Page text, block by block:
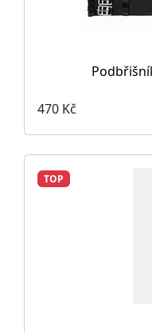
470 Kč
TOP